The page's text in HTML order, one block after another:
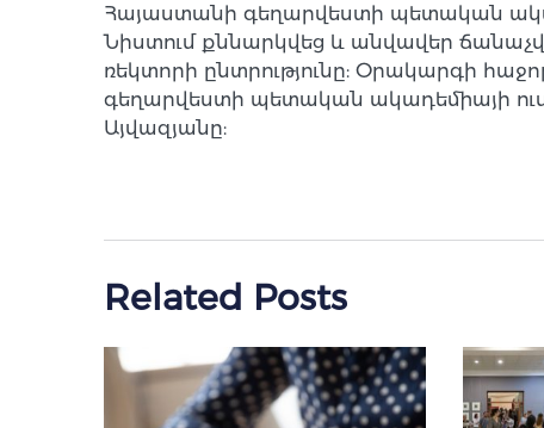
Հայաստանի գեղարվեստի պետական
Նիստում քննարկվեց և անվավեր
ռեկտորի ընտրությունը: Օրակարգի
գեղարվեստի պետական ակադեմիայի
Այվազյանը:
Related Posts